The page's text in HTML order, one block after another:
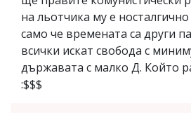
на льотчика му е
само че времената са други
всички искат свобода с
държавата с малко Д. Който
:$$$